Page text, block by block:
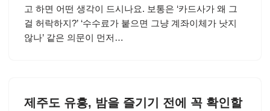
고 하면 어떤 생각이 드시나요. 보통은 ‘카드사가 왜 그
걸 허락하지?’ ‘수수료가 붙으면 그냥 계좌이체가 낫지
않나’ 같은 의문이 먼저…
제주도 유흥, 밤을 즐기기 전에 꼭 확인할